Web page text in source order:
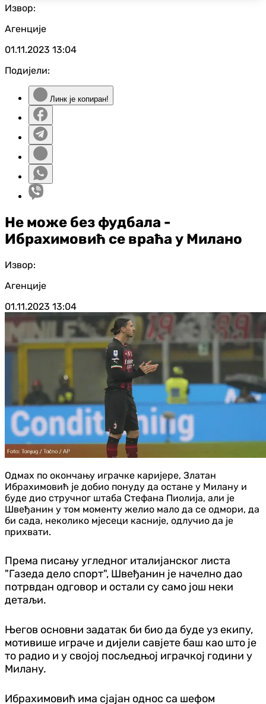
Извор:
Агенције
01.11.2023 13:04
Подијели:
Линк је копиран!
Не може без фудбала -
Ибрахимовић се враћа у Милано
Извор:
Агенције
01.11.2023 13:04
Одмах по окончању играчке каријере, Златан
Ибрахимовић је добио понуду да остане у Милану и
буде дио стручног штаба Стефана Пиолија, али је
Швеђанин у том моменту желио мало да се одмори, да
би сада, неколико мјесеци касније, одлучио да је
прихвати.
Према писању угледног италијанског листа
"Газеда дело спорт", Швеђанин је начелно дао
потрвдан одговор и остали су само још неки
детаљи.
Његов основни задатак би био да буде уз екипу,
мотивише играче и дијели савјете баш као што је
то радио и у својој посљедњој играчкој години у
Милану.
Ибрахимовић има сјајан однос са шефом